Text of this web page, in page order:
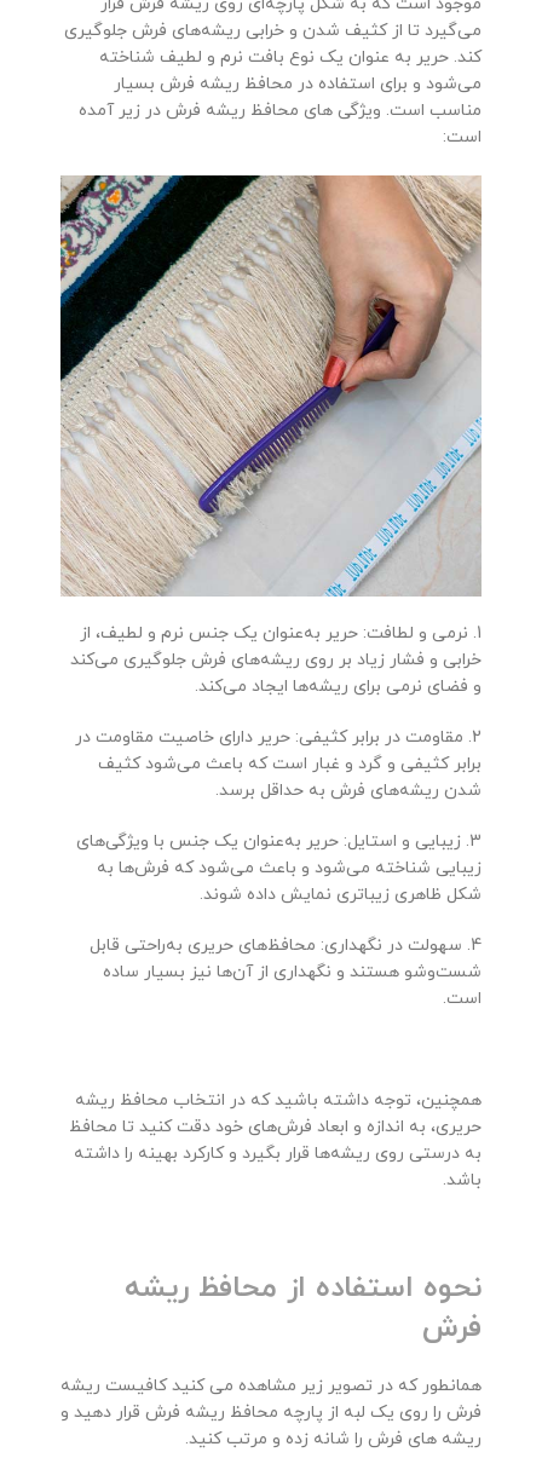
موجود است که به شکل پارچه‌ای روی ریشه فرش قرار
می‌گیرد تا از کثیف شدن و خرابی ریشه‌های فرش جلوگیری
کند. حریر به عنوان یک نوع بافت نرم و لطیف شناخته
می‌شود و برای استفاده در محافظ ریشه فرش بسیار
مناسب است. ویژگی های محافظ ریشه فرش در زیر آمده
است:
1. نرمی و لطافت: حریر به‌عنوان یک جنس نرم و لطیف، از
خرابی و فشار زیاد بر روی ریشه‌های فرش جلوگیری می‌کند
و فضای نرمی برای ریشه‌ها ایجاد می‌کند.
2. مقاومت در برابر کثیفی: حریر دارای خاصیت مقاومت در
برابر کثیفی و گرد و غبار است که باعث می‌شود کثیف
شدن ریشه‌های فرش به حداقل برسد.
3. زیبایی و استایل: حریر به‌عنوان یک جنس با ویژگی‌های
زیبایی شناخته می‌شود و باعث می‌شود که فرش‌ها به
شکل ظاهری زیباتری نمایش داده شوند.
4. سهولت در نگهداری: محافظ‌های حریری به‌راحتی قابل
شست‌وشو هستند و نگهداری از آن‌ها نیز بسیار ساده
است.
همچنین، توجه داشته باشید که در انتخاب محافظ ریشه
حریری، به اندازه و ابعاد فرش‌های خود دقت کنید تا محافظ
به درستی روی ریشه‌ها قرار بگیرد و کارکرد بهینه را داشته
باشد.
نحوه استفاده از محافظ ریشه
فرش
همانطور که در تصویر زیر مشاهده می کنید کافیست ریشه
فرش را روی یک لبه از پارچه محافظ ریشه فرش قرار دهید و
ریشه های فرش را شانه زده و مرتب کنید.